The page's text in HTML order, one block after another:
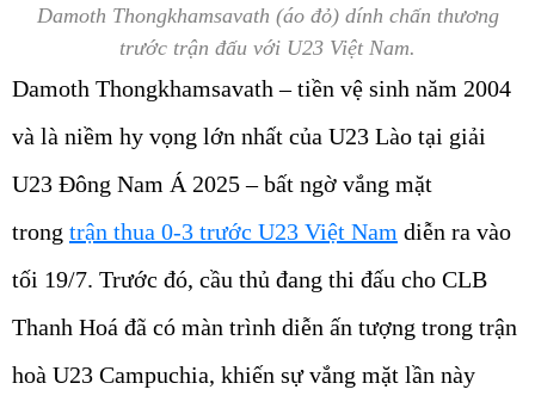
Damoth Thongkhamsavath (áo đỏ) dính chấn thương
trước trận đấu với U23 Việt Nam.
Damoth Thongkhamsavath – tiền vệ sinh năm 2004
và là niềm hy vọng lớn nhất của U23 Lào tại giải
U23 Đông Nam Á 2025 – bất ngờ vắng mặt
trong trận thua 0-3 trước U23 Việt Nam diễn ra vào
tối 19/7. Trước đó, cầu thủ đang thi đấu cho CLB
Thanh Hoá đã có màn trình diễn ấn tượng trong trận
hoà U23 Campuchia, khiến sự vắng mặt lần này